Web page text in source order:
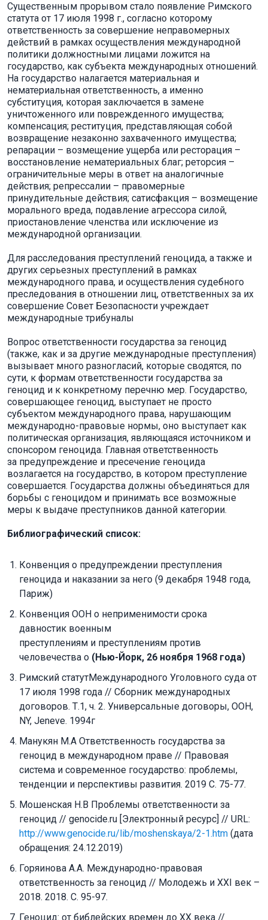
Существенным прорывом стало появление Римского
статута от 17 июля 1998 г., согласно которому
ответственность за совершение неправомерных
действий в рамках осуществления международной
политики должностными лицами ложится на
государство, как субъекта международных отношений.
На государство налагается материальная и
нематериальная ответственность, а именно
субституция, которая заключается в замене
уничтоженного или поврежденного имущества;
компенсация; реституция, представляющая собой
возвращение незаконно захваченного имущества;
репарации – возмещение ущерба или ресторация –
восстановление нематериальных благ; реторсия –
ограничительные меры в ответ на аналогичные
действия; репрессалии – правомерные
принудительные действия; сатисфакция – возмещение
морального вреда, подавление агрессора силой,
приостановление членства или исключение из
международной организации.
Для расследования преступлений геноцида, а также и
других серьезных преступлений в рамках
международного права, и осуществления судебного
преследования в отношении лиц, ответственных за их
совершение Совет Безопасности учреждает
международные трибуналы
Вопрос ответственности государства за геноцид
(также, как и за другие международные преступления)
вызывает много разногласий, которые сводятся, по
сути, к формам ответственности государства за
геноцид и к конкретному перечню мер. Государство,
совершающее геноцид, выступает не просто
субъектом международного права, нарушающим
международно-правовые нормы, оно выступает как
политическая организация, являющаяся источником и
спонсором геноцида. Главная ответственность
за предупреждение и пресечение геноцида
возлагается на государство, в котором преступление
совершается. Государства должны объединяться для
борьбы с геноцидом и принимать все возможные
меры к выдаче преступников данной категории.
Библиографический список:
Конвенция о предупреждении преступления
геноцида и наказании за него (9 декабря 1948 года,
Париж)
Конвенция ООН о неприменимости срока
давностик военным
преступлениям и преступлениям против
человечества о (Нью-Йорк, 26 ноября 1968 года)
Римский статутМеждународного Уголовного суда от
17 июля 1998 года // Сборник международных
договоров. Т.1, ч. 2. Универсальные договоры, ООН,
NY, Jeneve. 1994г
Манукян М.А Ответственность государства за
геноцид в международном праве // Правовая
система и современное государство: проблемы,
тенденции и перспективы развития. 2019 С. 75-77.
Мошенская Н.В Проблемы ответственности за
геноцид // genocide.ru [Электронный ресурс] // URL:
http://www.genocide.ru/lib/moshenskaya/2-1.htm (дата
обращения: 24.12.2019)
Горяинова А.А. Международно-правовая
ответственность за геноцид // Молодежь и XXI век –
2018. 2018. С. 95-97.
Геноцид: от библейских времен до ХХ века //